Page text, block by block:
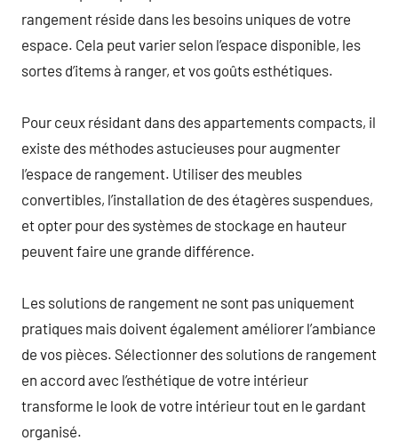
rangement réside dans les besoins uniques de votre
espace. Cela peut varier selon l’espace disponible, les
sortes d’items à ranger, et vos goûts esthétiques.
Pour ceux résidant dans des appartements compacts, il
existe des méthodes astucieuses pour augmenter
l’espace de rangement. Utiliser des meubles
convertibles, l’installation de des étagères suspendues,
et opter pour des systèmes de stockage en hauteur
peuvent faire une grande différence.
Les solutions de rangement ne sont pas uniquement
pratiques mais doivent également améliorer l’ambiance
de vos pièces. Sélectionner des solutions de rangement
en accord avec l’esthétique de votre intérieur
transforme le look de votre intérieur tout en le gardant
organisé.